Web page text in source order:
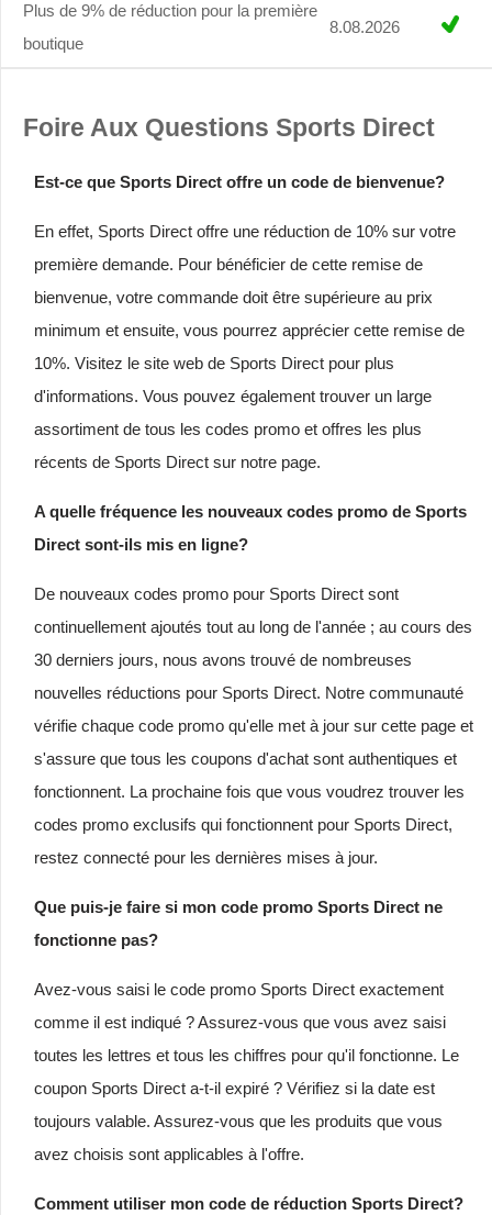
Plus de 9% de réduction pour la première
boutique
8.08.2026
Foire Aux Questions Sports Direct
Est-ce que Sports Direct offre un code de bienvenue?
En effet, Sports Direct offre une réduction de 10% sur votre
première demande. Pour bénéficier de cette remise de
bienvenue, votre commande doit être supérieure au prix
minimum et ensuite, vous pourrez apprécier cette remise de
10%. Visitez le site web de Sports Direct pour plus
d'informations. Vous pouvez également trouver un large
assortiment de tous les codes promo et offres les plus
récents de Sports Direct sur notre page.
A quelle fréquence les nouveaux codes promo de Sports
Direct sont-ils mis en ligne?
De nouveaux codes promo pour Sports Direct sont
continuellement ajoutés tout au long de l'année ; au cours des
30 derniers jours, nous avons trouvé de nombreuses
nouvelles réductions pour Sports Direct. Notre communauté
vérifie chaque code promo qu'elle met à jour sur cette page et
s'assure que tous les coupons d'achat sont authentiques et
fonctionnent. La prochaine fois que vous voudrez trouver les
codes promo exclusifs qui fonctionnent pour Sports Direct,
restez connecté pour les dernières mises à jour.
Que puis-je faire si mon code promo Sports Direct ne
fonctionne pas?
Avez-vous saisi le code promo Sports Direct exactement
comme il est indiqué ? Assurez-vous que vous avez saisi
toutes les lettres et tous les chiffres pour qu'il fonctionne. Le
coupon Sports Direct a-t-il expiré ? Vérifiez si la date est
toujours valable. Assurez-vous que les produits que vous
avez choisis sont applicables à l'offre.
Comment utiliser mon code de réduction Sports Direct?